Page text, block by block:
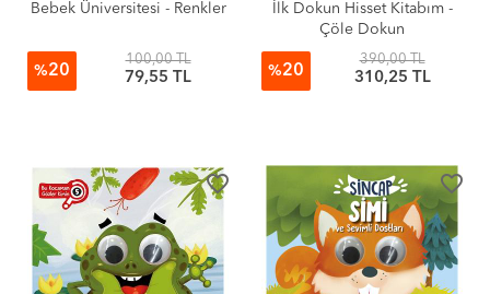
Bebek Üniversitesi - Renkler
%20
100,00 TL
79,55 TL
İlk Dokun Hisset Kitabım -
Çöle Dokun
%20
390,00 TL
310,25 TL
favorite_border favorite_border